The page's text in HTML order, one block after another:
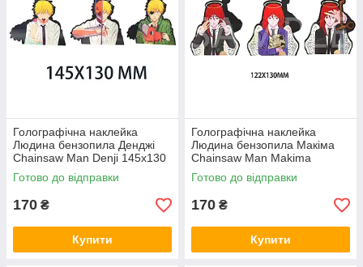
Голографічна наклейка
Людина бензопила Денджі
Chainsaw Man Denji 145x130
мм
Готово до відправки
170 ₴
Купити
Голографічна наклейка
Людина бензопила Макіма
Chainsaw Man Makima
122x130 мм
Готово до відправки
170 ₴
Купити